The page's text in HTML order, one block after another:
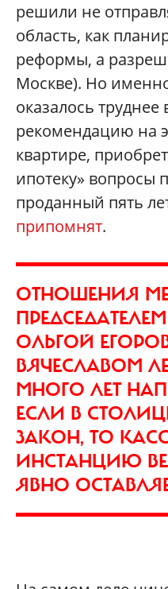
решили не
область, как
реформы, а
Москве). Но
оказалось
рекомендацию на
квартире,
ипотеку» вопросы
проданный пять
припомнят.
ОТНОШЕНИЯ
ОЛЬГОЙ
ВЯЧЕСЛАВОМ
МНОГО ЛЕТ
ЕСЛИ В
ЗАКОН, ТО
ИНСТАНЦИЮ
ЯВНО